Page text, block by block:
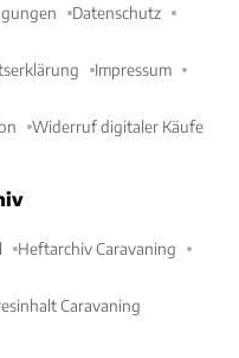
Datenschutz
Impressum
Widerruf digitaler Käufe
Heftarchiv Caravaning
Caravaning